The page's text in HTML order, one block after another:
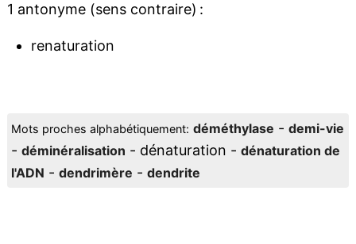
1 antonyme (sens contraire) :
renaturation
Mots proches alphabétiquement: déméthylase - demi-vie
- déminéralisation - dénaturation - dénaturation de
l'ADN - dendrimère - dendrite